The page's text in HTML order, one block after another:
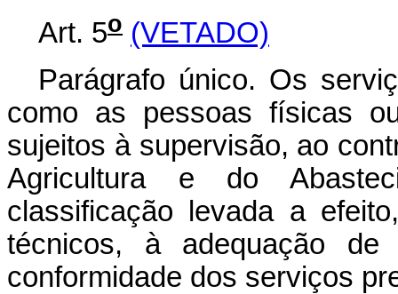
Art. 5o (VETADO)
Parágrafo único. Os
como as pessoas físicas
sujeitos à supervisão, ao
Agricultura e do
classificação levada a
técnicos, à adequação
conformidade dos serviços